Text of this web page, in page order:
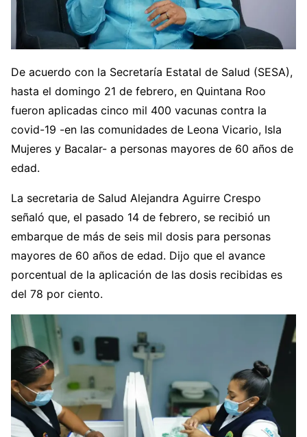
De acuerdo con la Secretaría Estatal de Salud (SESA),
hasta el domingo 21 de febrero, en Quintana Roo
fueron aplicadas cinco mil 400 vacunas contra la
covid-19 -en las comunidades de Leona Vicario, Isla
Mujeres y Bacalar- a personas mayores de 60 años de
edad.
La secretaria de Salud Alejandra Aguirre Crespo
señaló que, el pasado 14 de febrero, se recibió un
embarque de más de seis mil dosis para personas
mayores de 60 años de edad. Dijo que el avance
porcentual de la aplicación de las dosis recibidas es
del 78 por ciento.